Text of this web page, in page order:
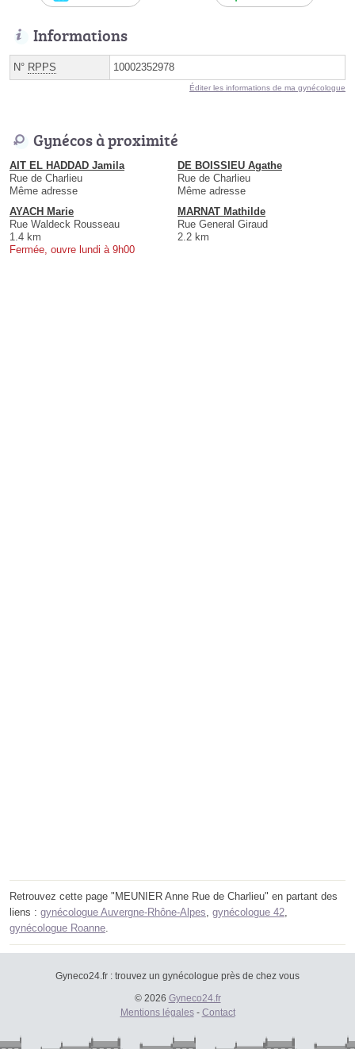
Informations
N° RPPS 10002352978
Éditer les informations de ma gynécologue
Gynécos à proximité
AIT EL HADDAD Jamila
Rue de Charlieu
Même adresse
DE BOISSIEU Agathe
Rue de Charlieu
Même adresse
AYACH Marie
Rue Waldeck Rousseau
1.4 km
Fermée, ouvre lundi à 9h00
MARNAT Mathilde
Rue General Giraud
2.2 km
Retrouvez cette page "MEUNIER Anne Rue de Charlieu" en partant des
liens : gynécologue Auvergne-Rhône-Alpes gynécologue 42
gynécologue Roanne
Gyneco24.fr : trouvez un gynécologue près de chez vous
© 2026 Gyneco24.fr
Mentions légales- Contact